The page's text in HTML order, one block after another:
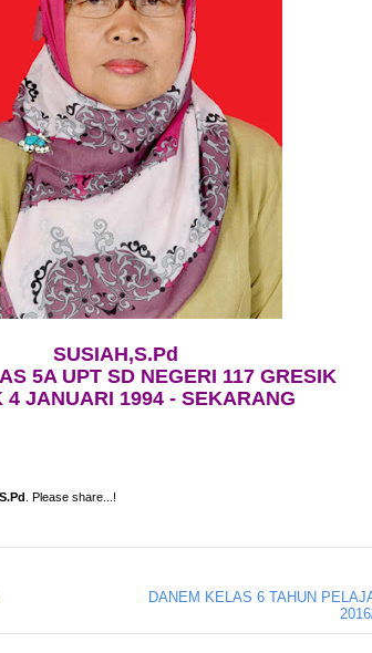
SUSIAH,S.Pd
5A UPT SD NEGERI 117 GRESIK
4 JANUARI 1994 - SEKARANG
. Please share...!
DANEM KELAS 6 TAHUN